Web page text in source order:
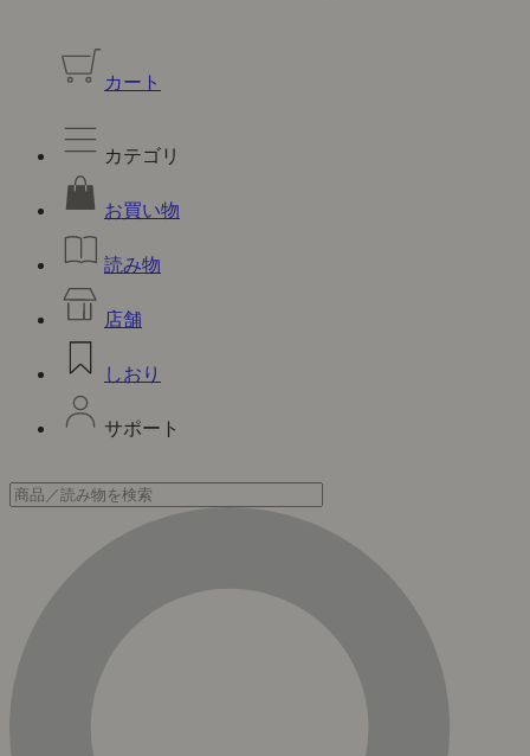
カート
カテゴリ
お買い物
読み物
店舗
しおり
サポート